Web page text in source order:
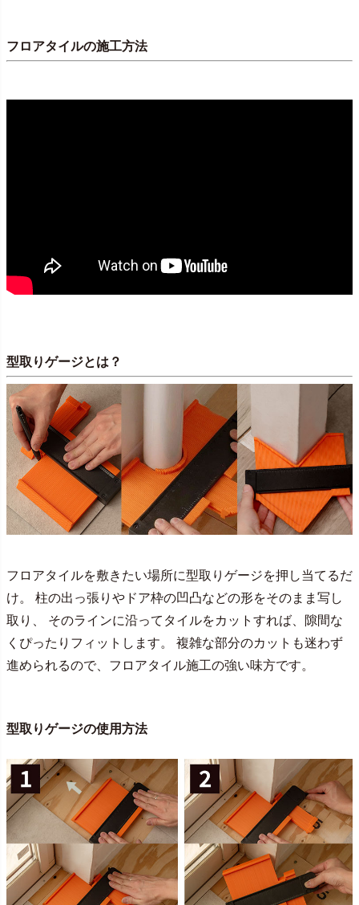
フロアタイルの施工方法
型取りゲージとは？
フロアタイルを敷きたい場所に型取りゲージを押し当てるだ
け。 柱の出っ張りやドア枠の凹凸などの形をそのまま写し
取り、 そのラインに沿ってタイルをカットすれば、隙間な
くぴったりフィットします。 複雑な部分のカットも迷わず
進められるので、フロアタイル施工の強い味方です。
型取りゲージの使用方法